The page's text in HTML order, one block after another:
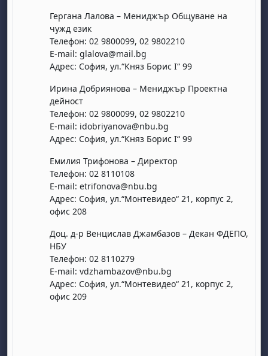
Гергана Лалова – Мениджър Общуване на
чужд език
Телефон: 02 9800099, 02 9802210
E-mail: glalova@mail.bg
Адрес: София, ул.“Княз Борис I“ 99
Ирина Добриянова – Мениджър Проектна
дейност
Телефон: 02 9800099, 02 9802210
E-mail: idobriyanova@nbu.bg
Адрес: София, ул.“Княз Борис I“ 99
Емилия Трифонова – Директор
Телефон: 02 8110108
E-mail: etrifonova@nbu.bg
Адрес: София, ул.“Монтевидео“ 21, корпус 2,
офис 208
Доц. д-р Венцислав Джамбазов – Декан ФДЕПО,
НБУ
Телефон: 02 8110279
E-mail: vdzhambazov@nbu.bg
Адрес: София, ул.“Монтевидео“ 21, корпус 2,
офис 209
22 август
неделя, 23 август
29 август
неделя, 30 август